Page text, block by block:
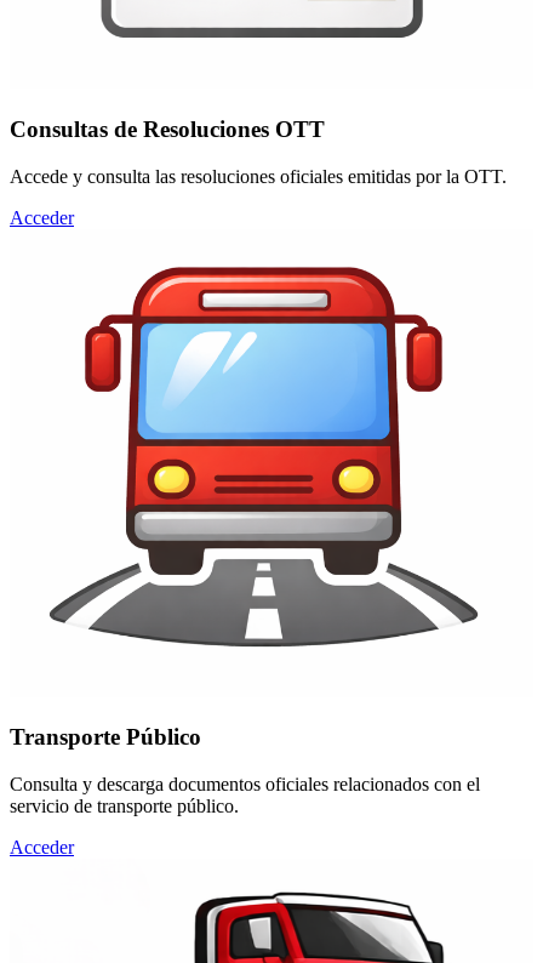
Consultas de Resoluciones OTT
Accede y consulta las resoluciones oficiales emitidas por la OTT.
Acceder
Transporte Público
Consulta y descarga documentos oficiales relacionados con el
servicio de transporte público.
Acceder